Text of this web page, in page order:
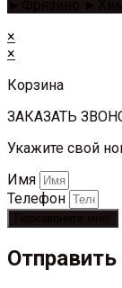
►Фрязино
×
×
Корзина
ЗАКАЗАТЬ
Укажите свой
Имя
Телефон
Перезвоните мне!
Отправить